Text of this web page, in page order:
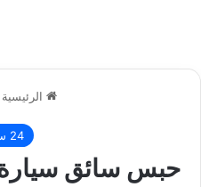
الرئيسية
24 ساعة